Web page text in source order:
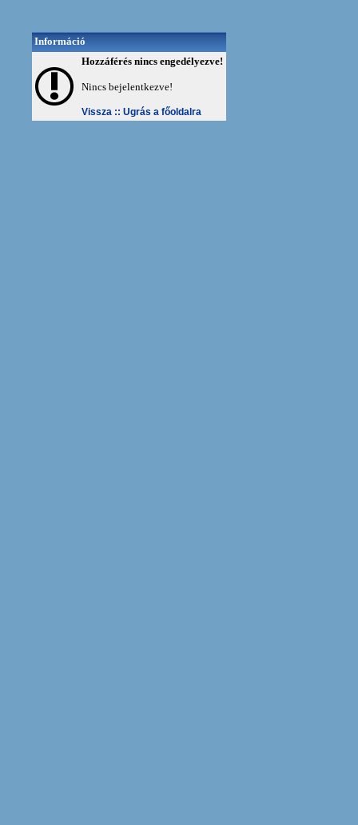
Információ
Hozzáférés nincs engedélyezve!
Nincs bejelentkezve!
Vissza :: Ugrás a főoldalra